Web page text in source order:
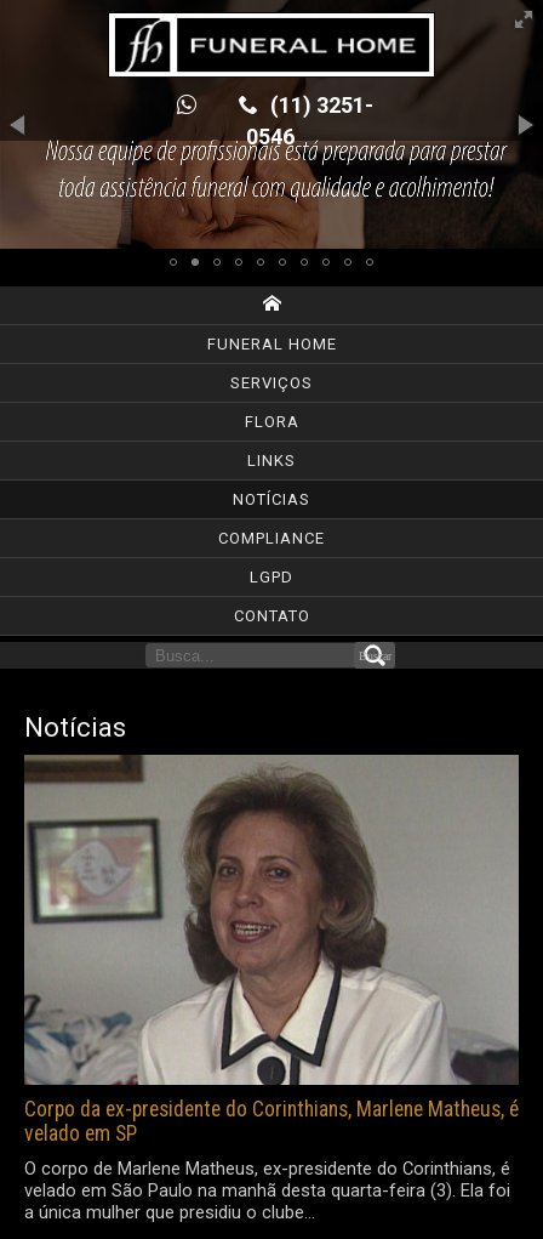
(11) 3251-
0546
FUNERAL HOME
SERVIÇOS
FLORA
LINKS
NOTÍCIAS
COMPLIANCE
LGPD
CONTATO
Notícias
Corpo da ex-presidente do Corinthians, Marlene Matheus, é
velado em SP
O corpo de Marlene Matheus, ex-presidente do Corinthians, é
velado em São Paulo na manhã desta quarta-feira (3). Ela foi
a única mulher que presidiu o clube...